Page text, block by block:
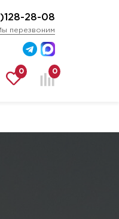
28-08
перезвоним
0 0